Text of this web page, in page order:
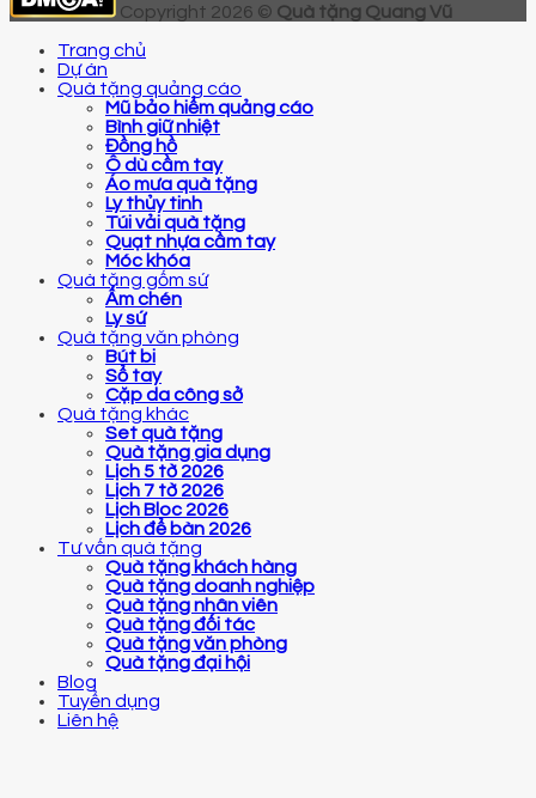
Copyright 2026 © Quà tặng Quang Vũ
Trang chủ
Dự án
Quà tặng quảng cáo
Mũ bảo hiểm quảng cáo
Bình giữ nhiệt
Đồng hồ
Ô dù cầm tay
Áo mưa quà tặng
Ly thủy tinh
Túi vải quà tặng
Quạt nhựa cầm tay
Móc khóa
Quà tặng gốm sứ
Ấm chén
Ly sứ
Quà tặng văn phòng
Bút bi
Sổ tay
Cặp da công sở
Quà tặng khác
Set quà tặng
Quà tặng gia dụng
Lịch 5 tờ 2026
Lịch 7 tờ 2026
Lịch Bloc 2026
Lịch để bàn 2026
Tư vấn quà tặng
Quà tặng khách hàng
Quà tặng doanh nghiệp
Quà tặng nhân viên
Quà tặng đối tác
Quà tặng văn phòng
Quà tặng đại hội
Blog
Tuyển dụng
Liên hệ